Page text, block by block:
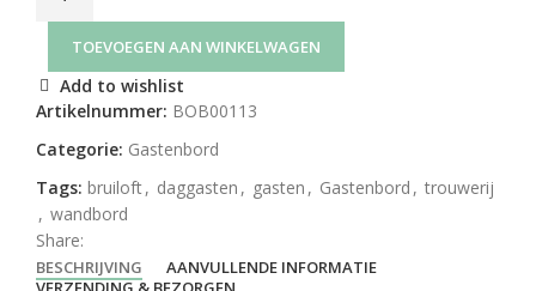
TOEVOEGEN AAN WINKELWAGEN
Add to wishlist
Artikelnummer: BOB00113
Categorie: Gastenbord
Tags: bruiloft daggasten gasten Gastenbord
trouwerij
wandbord
Share:
BESCHRIJVING
AANVULLENDE INFORMATIE
VERZENDING & BEZORGEN